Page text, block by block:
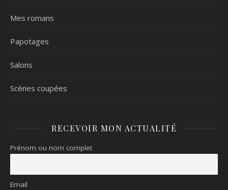
Mes romans
Papotages
Salons
Scènes coupées
RECEVOIR MON ACTUALITÉ
Prénom ou nom complet
Email